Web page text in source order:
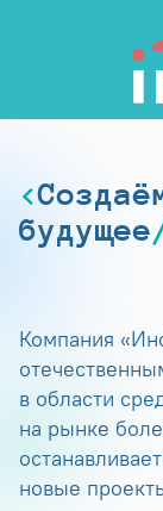
будущее
Компания
в области
на рынке
новые